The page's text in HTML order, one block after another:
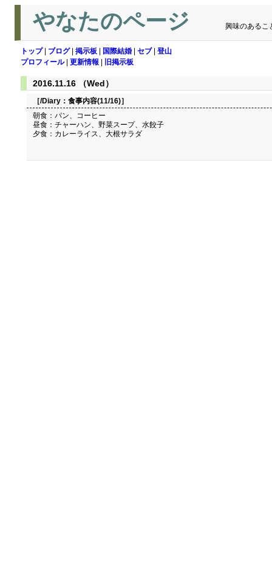
やなたのページ 興味のあるこ
トップ| ブログ| 掲示板 国際結婚 セブ| 登山
プロフィール| 更新情報 旧掲示板
2016.11.16 （Wed）
［/Diary： 食事内容(11/16)］
朝食：パン、コーヒー
昼食：チャーハン、野菜スープ、水餃子
夕食：カレーライス、大根サラダ